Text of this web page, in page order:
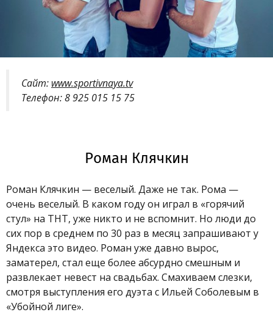
Сайт: www.sportivnaya.tv
Телефон: 8 925 015 15 75
Роман Клячкин
Роман Клячкин — веселый. Даже не так. Рома —
очень веселый. В каком году он играл в «горячий
стул» на ТНТ, уже никто и не вспомнит. Но люди до
сих пор в среднем по 30 раз в месяц запрашивают у
Яндекса это видео. Роман уже давно вырос,
заматерел, стал еще более абсурдно смешным и
развлекает невест на свадьбах. Смахиваем слезки,
смотря выступления его дуэта с Ильей Соболевым в
«Убойной лиге».